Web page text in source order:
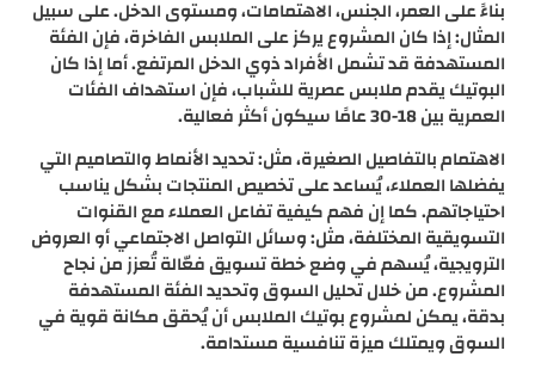
بناءً على العمر، الجنس، الاهتمامات، ومستوى الدخل. على سبيل
المثال: إذا كان المشروع يركز على الملابس الفاخرة، فإن الفئة
المستهدفة قد تشمل الأفراد ذوي الدخل المرتفع. أما إذا كان
البوتيك يقدم ملابس عصرية للشباب، فإن استهداف الفئات
العمرية بين 18-30 عامًا سيكون أكثر فعالية.
الاهتمام بالتفاصيل الصغيرة، مثل: تحديد الأنماط والتصاميم التي
يفضلها العملاء، يُساعد على تخصيص المنتجات بشكل يناسب
احتياجاتهم. كما إن فهم كيفية تفاعل العملاء مع القنوات
التسويقية المختلفة، مثل: وسائل التواصل الاجتماعي أو العروض
الترويجية، يُسهم في وضع خطة تسويق فعّالة تُعزز من نجاح
المشروع. من خلال تحليل السوق وتحديد الفئة المستهدفة
بدقة، يمكن لمشروع بوتيك الملابس أن يُحقق مكانة قوية في
السوق ويمتلك ميزة تنافسية مستدامة.